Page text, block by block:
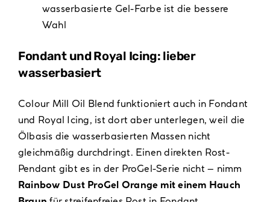
wasserbasierte Gel-Farbe ist die bessere
Wahl
Fondant und Royal Icing: lieber
wasserbasiert
Colour Mill Oil Blend funktioniert auch in Fondant
und Royal Icing, ist dort aber unterlegen, weil die
Ölbasis die wasserbasierten Massen nicht
gleichmäßig durchdringt. Einen direkten Rost-
Pendant gibt es in der ProGel-Serie nicht – nimm
Rainbow Dust ProGel Orange mit einem Hauch